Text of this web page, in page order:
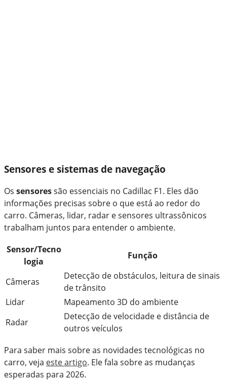
Sensores e sistemas de navegação
Os sensoressão essenciais no Cadillac F1. Eles dão
informações precisas sobre o que está ao redor do
carro. Câmeras, lidar, radar e sensores ultrassônicos
trabalham juntos para entender o ambiente.
Sensor/Tecno
logia
Função
Câmeras
Detecção de obstáculos, leitura de sinais
de trânsito
Lidar
Mapeamento 3D do ambiente
Radar
Detecção de velocidade e distância de
outros veículos
Para saber mais sobre as novidades tecnológicas no
carro, veja este artigo. Ele fala sobre as mudanças
esperadas para 2026.